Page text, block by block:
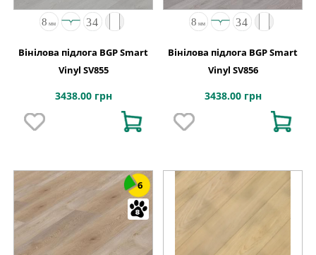
Вінілова підлога BGP Smart
Vinyl SV855
3438.00 грн
Вінілова підлога BGP Smart
Vinyl SV856
3438.00 грн
6